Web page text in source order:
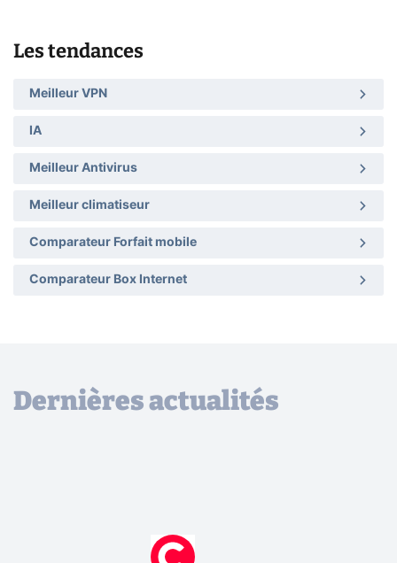
Les tendances
Meilleur VPN
IA
Meilleur Antivirus
Meilleur climatiseur
Comparateur Forfait mobile
Comparateur Box Internet
Dernières actualités